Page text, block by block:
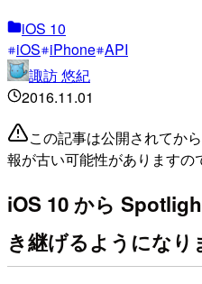
iOS 10
iOS iPhone API
諏訪 悠紀
2016.11.01
この記事は公開されてか
報が古い可能性がありますの
iOS 10 から
き継げるようになり